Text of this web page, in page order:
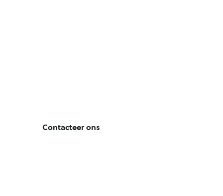
Contacteer ons